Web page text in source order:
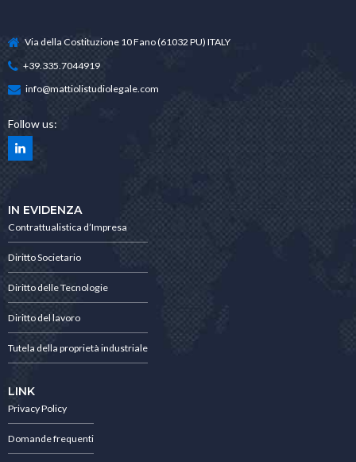
Via della Costituzione 10 Fano (61032 PU) ITALY
+39.335.7044919
info@mattiolistudiolegale.com
Follow us:
IN EVIDENZA
Contrattualistica d’Impresa
Diritto Societario
Diritto delle Tecnologie
Diritto del lavoro
Tutela della proprietà industriale
LINK
Privacy Policy
Domande frequenti